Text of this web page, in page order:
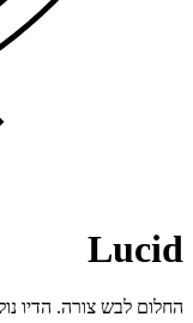
Lucid
החלום לבש צורה. הדיו